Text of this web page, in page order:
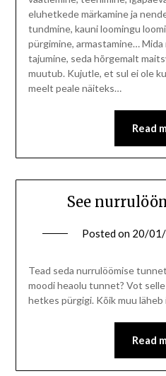
eluhetkede märkamine ja
tundmine, kauni loomingu
pürgimine, armastamine… Mida
tajumine, seda hõrgemalt
muutub. Kujutle, et sul ei ole
meelt peale näiteks…
Read
See
Posted on 20/
Tead seda nurrulöömise
moodi heaolu tunnet? Vot
hetkes pürgigi. Kõik muu läheb
Read